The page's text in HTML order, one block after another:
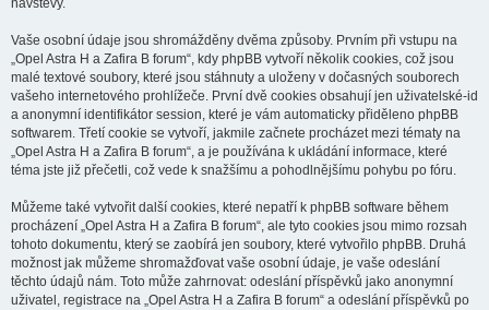
návštěvy.
Vaše osobní údaje jsou shromážděny dvěma způsoby. Prvním při vstupu na
„Opel Astra H a Zafira B forum“, kdy phpBB vytvoří několik cookies, což jsou
malé textové soubory, které jsou stáhnuty a uloženy v dočasných souborech
vašeho internetového prohlížeče. První dvě cookies obsahují jen uživatelské-id
a anonymní identifikátor session, které je vám automaticky přiděleno phpBB
softwarem. Třetí cookie se vytvoří, jakmile začnete procházet mezi tématy na
„Opel Astra H a Zafira B forum“, a je používána k ukládání informace, které
téma jste již přečetli, což vede k snažšímu a pohodlnějšímu pohybu po fóru.
Můžeme také vytvořit další cookies, které nepatří k phpBB software během
procházení „Opel Astra H a Zafira B forum“, ale tyto cookies jsou mimo rozsah
tohoto dokumentu, který se zaobírá jen soubory, které vytvořilo phpBB. Druhá
možnost jak můžeme shromažďovat vaše osobní údaje, je vaše odeslání
těchto údajů nám. Toto může zahrnovat: odeslání příspěvků jako anonymní
uživatel, registrace na „Opel Astra H a Zafira B forum“ a odeslání příspěvků po